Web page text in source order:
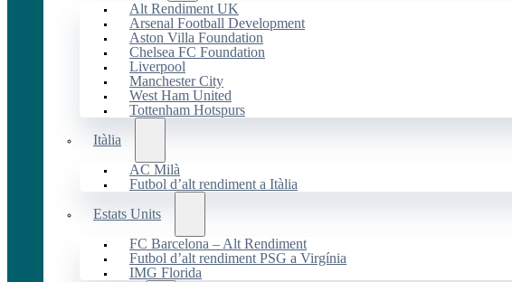
Alt Rendiment UK
Arsenal Football Development
Aston Villa Foundation
Chelsea FC Foundation
Liverpool
Manchester City
West Ham United
Tottenham Hotspurs
Itàlia
AC Milà
Futbol d’alt rendiment a Itàlia
Estats Units
FC Barcelona – Alt Rendiment
Futbol d’alt rendiment PSG a Virgínia
IMG Florida